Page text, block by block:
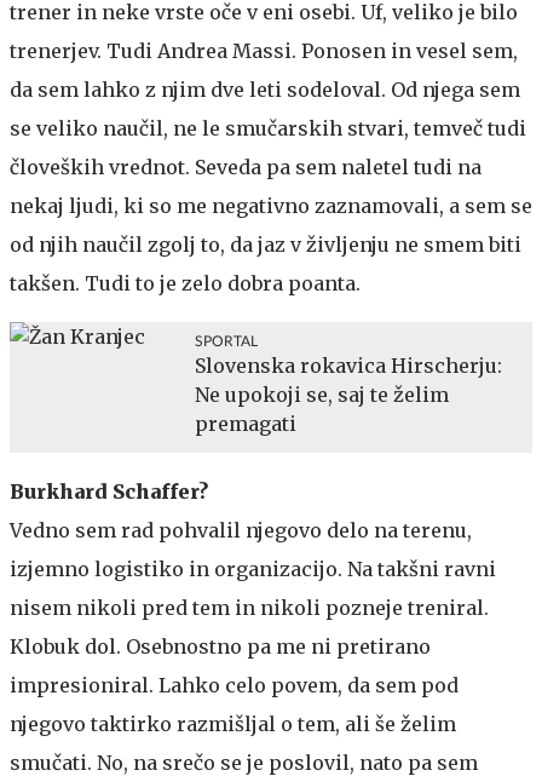
trener in neke vrste oče v eni osebi. Uf, veliko je bilo
trenerjev. Tudi Andrea Massi. Ponosen in vesel sem,
da sem lahko z njim dve leti sodeloval. Od njega sem
se veliko naučil, ne le smučarskih stvari, temveč tudi
človeških vrednot. Seveda pa sem naletel tudi na
nekaj ljudi, ki so me negativno zaznamovali, a sem se
od njih naučil zgolj to, da jaz v življenju ne smem biti
takšen. Tudi to je zelo dobra poanta.
SPORTAL
Slovenska rokavica Hirscherju:
Ne upokoji se, saj te želim
premagati
Burkhard Schaffer?
Vedno sem rad pohvalil njegovo delo na terenu,
izjemno logistiko in organizacijo. Na takšni ravni
nisem nikoli pred tem in nikoli pozneje treniral.
Klobuk dol. Osebnostno pa me ni pretirano
impresioniral. Lahko celo povem, da sem pod
njegovo taktirko razmišljal o tem, ali še želim
smučati. No, na srečo se je poslovil, nato pa sem